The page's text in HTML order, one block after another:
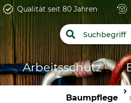
Qualität seit 80 Jahren
Arbeitsschutz
Baumpflege